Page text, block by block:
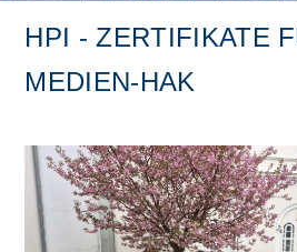
HPI - ZERTIFIKATE
MEDIEN-HAK